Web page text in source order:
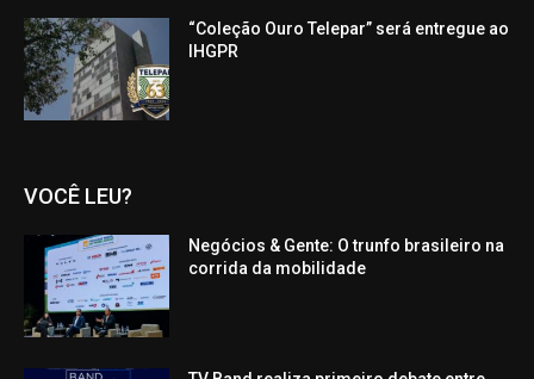
“Coleção Ouro Telepar” será entregue ao
IHGPR
VOCÊ LEU?
Negócios & Gente: O trunfo brasileiro na
corrida da mobilidade